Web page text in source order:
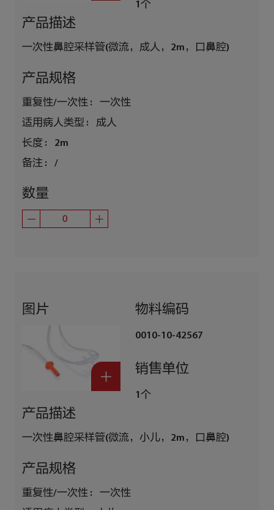
1个
产品描述
一次性鼻腔采样管(微流，成人，2m，口鼻腔)
产品规格
重复性/一次性 :
一次性
适用病人类型 :
成人
长度 :
2m
备注 :
/
数量
图片 物料编码
0010-10-42567
销售单位
1个
产品描述
一次性鼻腔采样管(微流，小儿，2m，口鼻腔)
产品规格
重复性/一次性 :
一次性